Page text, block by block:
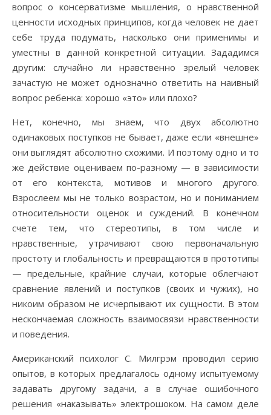
вопрос о консерватизме мышления, о нравственной
ценности исходных принципов, когда человек не дает
себе труда подумать, насколько они применимы и
уместны в данной конкретной ситуации. Зададимся
другим: случайно ли нравственно зрелый человек
зачастую не может однозначно ответить на наивный
вопрос ребенка: хорошо «это» или плохо?
Нет, конечно, мы знаем, что двух абсолютно
одинаковых поступков не бывает, даже если «внешне»
они выглядят абсолютно схожими. И поэтому одно и то
же действие оцениваем по-разному — в зависимости
от его контекста, мотивов и многого другого.
Взрослеем мы не только возрастом, но и пониманием
относительности оценок и суждений. В конечном
счете тем, что стереотипы, в том числе и
нравственные, утрачивают свою первоначальную
простоту и глобальность и превращаются в прототипы
— предельные, крайние случаи, которые облегчают
сравнение явлений и поступков (своих и чужих), но
никоим образом не исчерпывают их сущности. В этом
нескончаемая сложность взаимосвязи нравственности
и поведения.
Американский психолог С. Милгрэм проводил серию
опытов, в которых предлагалось одному испытуемому
задавать другому задачи, а в случае ошибочного
решения «наказывать» электрошоком. На самом деле